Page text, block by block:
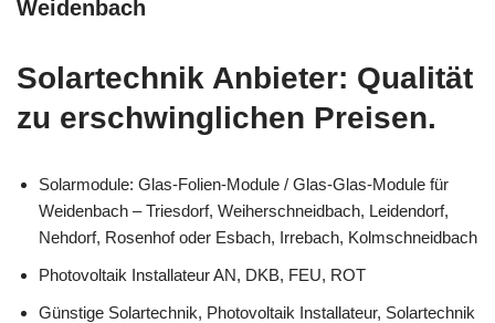
Weidenbach
Solartechnik Anbieter: Qualität
zu erschwinglichen Preisen.
Solarmodule: Glas-Folien-Module / Glas-Glas-Module für
Weidenbach – Triesdorf, Weiherschneidbach, Leidendorf,
Nehdorf, Rosenhof oder Esbach, Irrebach, Kolmschneidbach
Photovoltaik Installateur AN, DKB, FEU, ROT
Günstige Solartechnik, Photovoltaik Installateur, Solartechnik